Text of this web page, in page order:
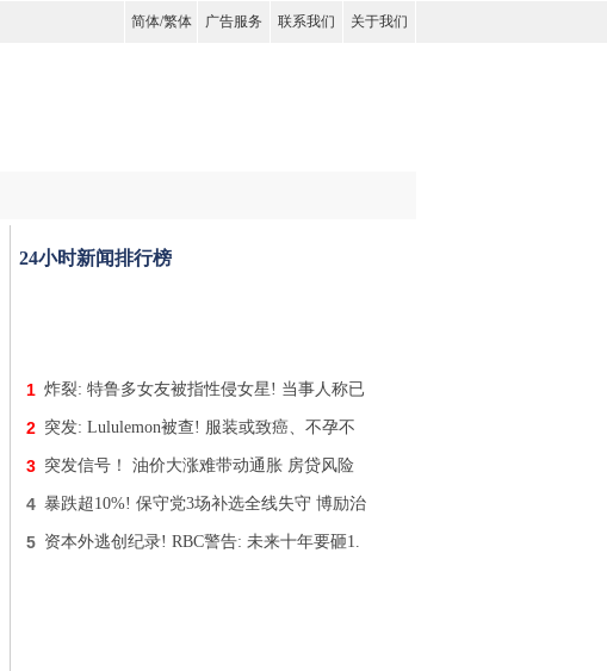
简体/繁体 广告服务 联系我们 关于我们
24小时新闻排行榜
1 炸裂: 特鲁多女友被指性侵女星! 当事人称已
2 突发: Lululemon被查! 服装或致癌、不孕不
3 突发信号！ 油价大涨难带动通胀 房贷风险
4 暴跌超10%! 保守党3场补选全线失守 博励治
5 资本外逃创纪录! RBC警告: 未来十年要砸1.